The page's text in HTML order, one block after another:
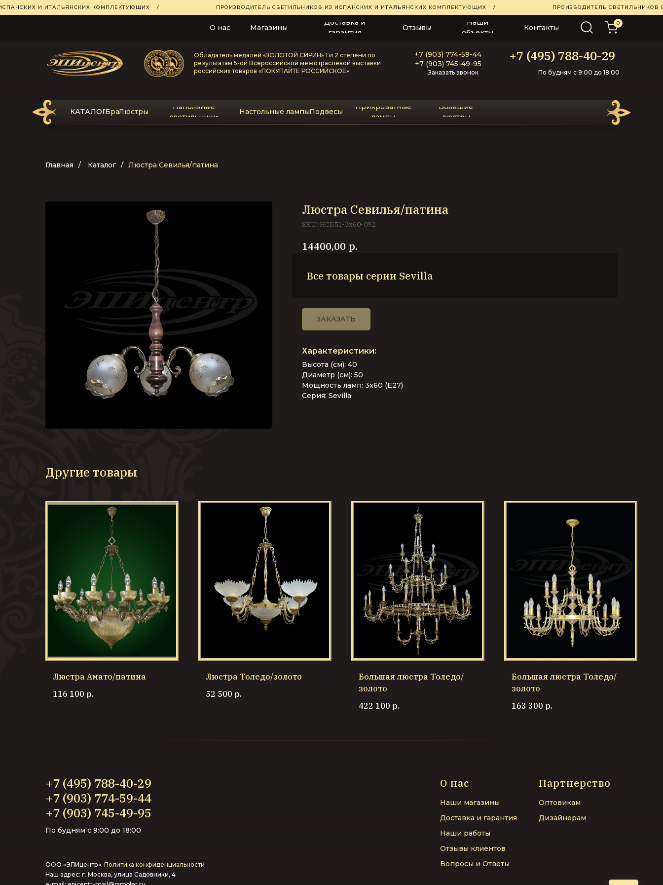
По будням с 9:00 до 18:00
+7 (495) 788-40-29
Обладатель медалей «ЗОЛОТОЙ СИРИН» 1 и 2 степени по
результатам 5-ой Всероссийской межотраслевой выставки
российских товаров «ПОКУПАЙТЕ РОССИЙСКОЕ»
+7 (903) 774-59-44‬
+7 (903) 745-49-95‬
Заказать звонок
/
И ИТАЛЬЯНСКИХ КОМПЛЕКТУЮЩИХ ПРОИЗВОДИТЕЛЬ
/
ПРОИЗВОДИТЕЛЬ СВЕТИЛЬНИКОВ ИЗ ИСПАНСКИХ И ИТАЛЬЯНСКИХ КОМПЛЕКТУЮЩИХ
О нас Магазины
Доставка и
гарантия
Отзывы
Наши
объекты
Контакты
КАТАЛОГБраЛюстры
Напольные
светильники
Настольные лампыПодвесы
Прикроватные
лампы
Большие
люстры
0
Главная / Каталог / Люстра Севилья/патина
Люстра Севилья/патина
SKU: НСБ51-3х60-092
14400,00 р.
Все товары серии Sevilla
ЗАКАЗАТЬ
Высота (см): 40
Диаметр (см): 50
Мощность ламп: 3x60 (E27)
Серия: Sevilla
Другие товары
Люстра Амато/патина
116 100 р.
Люстра Толедо/золото
52 500 р.
Большая люстра Толедо/
золото
422 100 р.
Большая люстра Толедо/
золото
163 300 р.
+7 (495) 788-40-29
+7 (903) 774-59-44‬
+7 (903) 745-49-95‬
По будням с 9:00 до 18:00
ООО «ЭПИцентр». Политика конфиденциальности
Наш адрес: г. Москва, улица Садовники, 4
О нас
Наши магазины
Доставка и гарантия
Наши работы
Отзывы клиентов
Вопросы и Ответы
Партнерство
Оптовикам
Дизайнерам